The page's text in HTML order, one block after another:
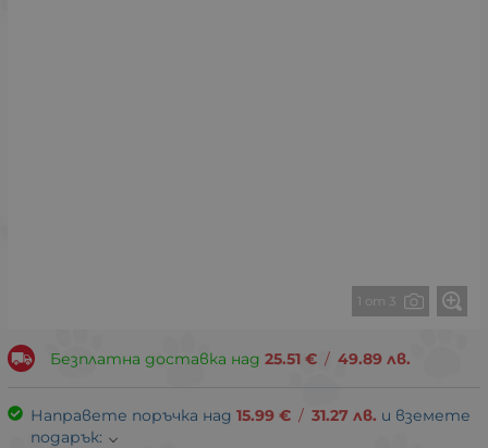
1 от 3
Безплатна доставка над 25.51 € / 49.89 лв.
Направете поръчка над 15.99 € / 31.27 лв. и вземете
подарък: